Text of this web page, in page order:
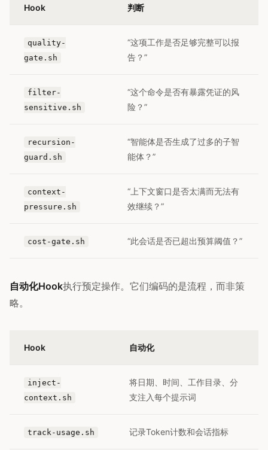
Hook 判断
quality-
gate.sh
“这项工作是否足够完整可以报
告？”
filter-
sensitive.sh
“这个命令是否有暴露凭证的风
险？”
recursion-
guard.sh
“智能体是否生成了过多的子智
能体？”
context-
pressure.sh
“上下文窗口是否太满而无法有
效继续？”
cost-gate.sh “此会话是否已超出预算阈值？”
自动化Hook执行预定操作。它们编码的是流程，而非策
略。
Hook 自动化
inject-
context.sh
将日期、时间、工作目录、分
支注入每个提示词
track-usage.sh 记录Token计数和会话指标